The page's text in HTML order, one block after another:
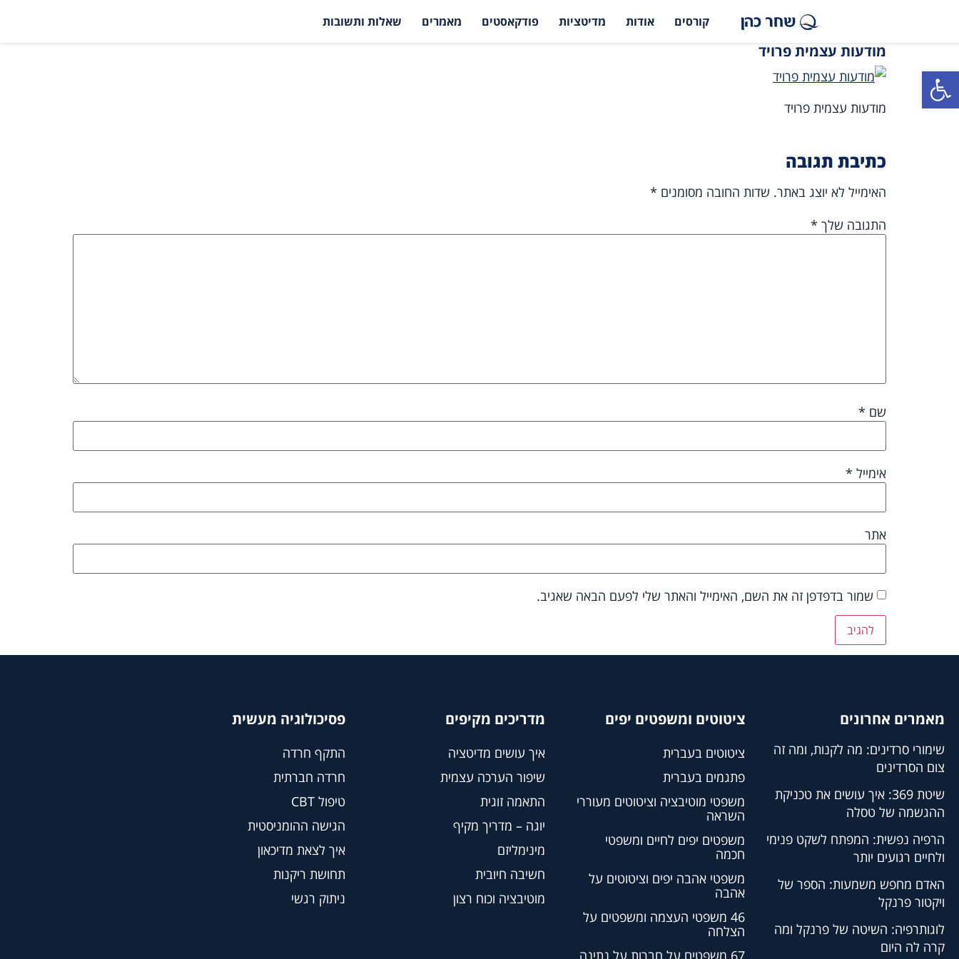
פתח סרגל נגישות
קורסים אודות מדיטציות פודקאסטים מאמרים שאלות ותשובות
מודעות עצמית פרויד
מודעות עצמית פרויד
כתיבת תגובה
האימייל לא יוצג באתר. שדות החובה מסומנים *
התגובה שלך *
שם *
אימייל *
אתר
שמור בדפדפן זה את השם, האימייל והאתר שלי לפעם הבאה שאגיב.
מאמרים אחרונים
שימורי סרדינים: מה לקנות, ומה זה
צום הסרדינים
שיטת 369: איך עושים את טכניקת
ההגשמה של טסלה
הרפיה נפשית: המפתח לשקט פנימי
ולחיים רגועים יותר
האדם מחפש משמעות: הספר של
ויקטור פרנקל
לוגותרפיה: השיטה של פרנקל ומה
קרה לה היום
ציטוטים ומשפטים יפים
ציטוטים בעברית
פתגמים בעברית
משפטי מוטיבציה וציטוטים מעוררי
השראה
משפטים יפים לחיים ומשפטי
חכמה
משפטי אהבה יפים וציטוטים על
אהבה
46 משפטי העצמה ומשפטים על
הצלחה
מדריכים מקיפים
איך עושים מדיטציה
שיפור הערכה עצמית
התאמה זוגית
יוגה – מדריך מקיף
מינימליזם
חשיבה חיובית
מוטיבציה וכוח רצון
פסיכולוגיה מעשית
התקף חרדה
חרדה חברתית
טיפול CBT
הגישה ההומניסטית
איך לצאת מדיכאון
תחושת ריקנות
ניתוק רגשי